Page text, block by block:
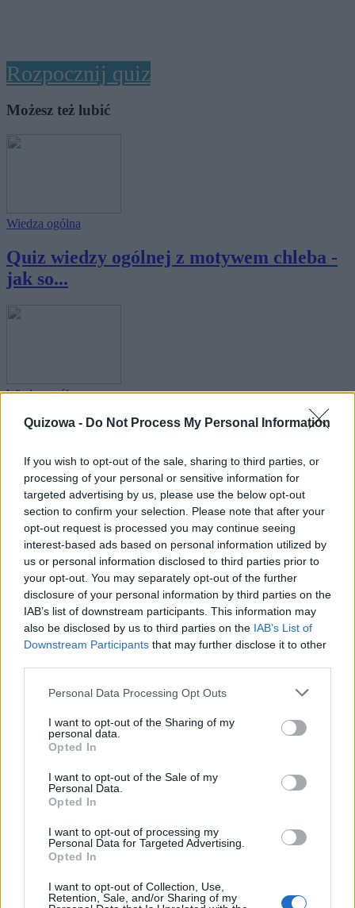
Quizowa - Do Not Process My Personal Information
If you wish to opt-out of the sale, sharing to third parties, or
processing of your personal or sensitive information for
targeted advertising by us, please use the below opt-out
section to confirm your selection. Please note that after your
opt-out request is processed you may continue seeing
interest-based ads based on personal information utilized by
us or personal information disclosed to third parties prior to
your opt-out. You may separately opt-out of the further
disclosure of your personal information by third parties on the
IAB’s list of downstream participants. This information may
also be disclosed by us to third parties on the IAB’s List of
Downstream Participants that may further disclose it to other
Personal Data Processing Opt Outs
I want to opt-out of the Sharing of my
personal data.
Opted In
I want to opt-out of the Sale of my
Personal Data.
Opted In
I want to opt-out of processing my
Personal Data for Targeted Advertising.
Opted In
I want to opt-out of Collection, Use,
Retention, Sale, and/or Sharing of my
Rozpocznij quiz
Możesz też lubić
Wiedza ogólna
Quiz wiedzy ogólnej z motywem chleba -
jak so...
Wiedza ogólna
Quiz wiedzy ogólnej z motywem klucza -
Wiedza ogólna
Quiz wiedzy ogólnej z motywem słońca -
jak so...
Wiedza ogólna
Kwiecisty quiz wiedzy ogólnej - jak sobie